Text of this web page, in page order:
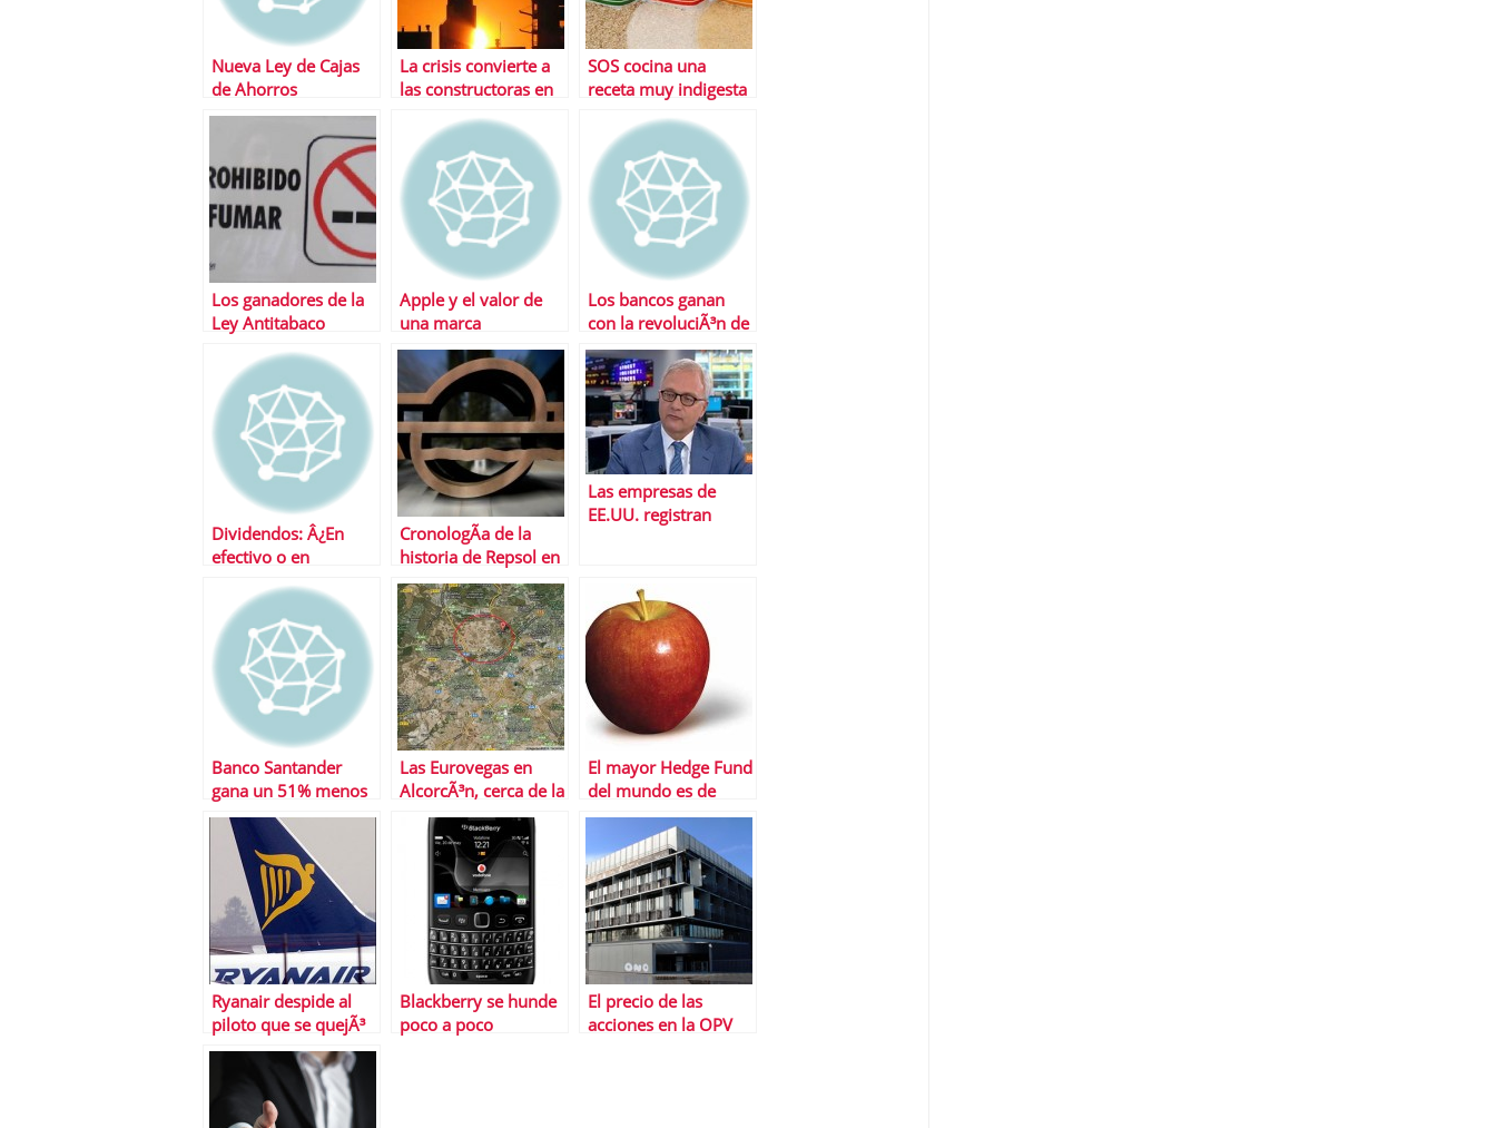
Nueva Ley de Cajas
de Ahorros
La crisis convierte a
las constructoras en
dulce del Ibex
SOS cocina una
receta muy indigesta
Los ganadores de la
Ley Antitabaco
Apple y el valor de
una marca
Los bancos ganan
con la revoluciÃ³n de
las cajas
Dividendos: Â¿En
efectivo o en
CronologÃ­a de la
historia de Repsol en
Argentina
Las empresas de
EE.UU. registran
Banco Santander
gana un 51% menos
Las Eurovegas en
AlcorcÃ³n, cerca de la
ciudad financiera del
Santander
El mayor Hedge Fund
del mundo es de
Apple
Ryanair despide al
piloto que se quejÃ³
de la seguridad de la
Blackberry se hunde
poco a poco
El precio de las
acciones en la OPV